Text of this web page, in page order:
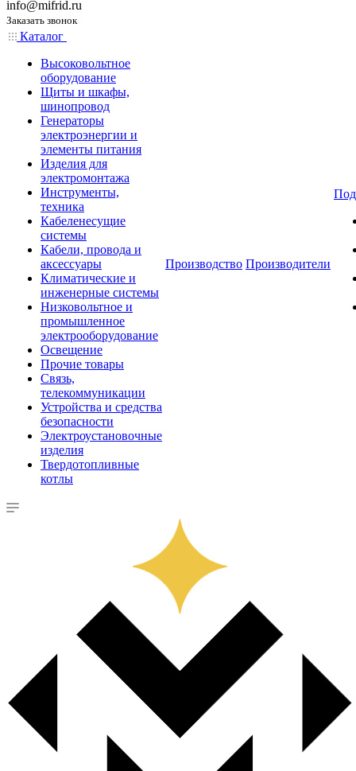
info@mifrid.ru
Заказать звонок
Каталог
Высоковольтное
оборудование
Щиты и шкафы,
шинопровод
Генераторы
электроэнергии и
элементы питания
Изделия для
электромонтажа
Инструменты,
техника
Кабеленесущие
системы
Кабели, провода и
аксессуары
Климатические и
инженерные системы
Низковольтное и
промышленное
электрооборудование
Освещение
Прочие товары
Связь,
телекоммуникации
Устройства и средства
безопасности
Электроустановочные
изделия
Твердотопливные
котлы
Производство Производители